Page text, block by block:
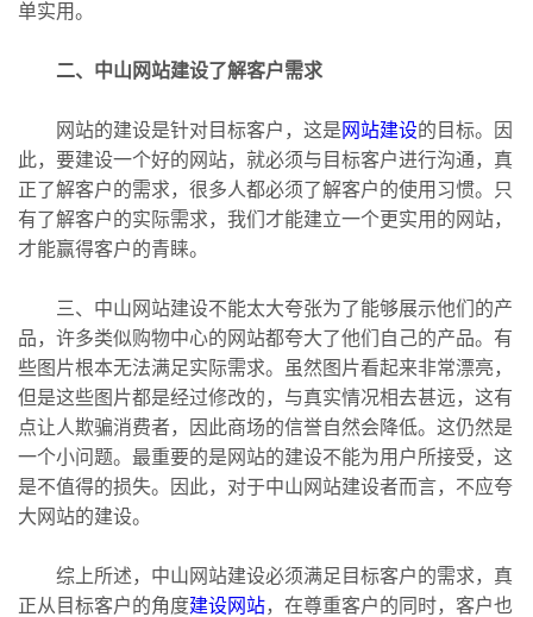
单实用。
二、中山网站建设了解客户需求
网站的建设是针对目标客户，这是 网站建设的目标。因
此，要建设一个好的网站，就必须与目标客户进行沟通，真
正了解客户的需求，很多人都必须了解客户的使用习惯。只
有了解客户的实际需求，我们才能建立一个更实用的网站，
才能赢得客户的青睐。
三、中山网站建设不能太大夸张为了能够展示他们的产
品，许多类似购物中心的网站都夸大了他们自己的产品。有
些图片根本无法满足实际需求。虽然图片看起来非常漂亮，
但是这些图片都是经过修改的，与真实情况相去甚远，这有
点让人欺骗消费者，因此商场的信誉自然会降低。这仍然是
一个小问题。最重要的是网站的建设不能为用户所接受，这
是不值得的损失。因此，对于中山网站建设者而言，不应夸
大网站的建设。
综上所述， 中山网站建设必须满足目标客户的需求，真
正从目标客户的角度建设网站，在尊重客户的同时，客户也